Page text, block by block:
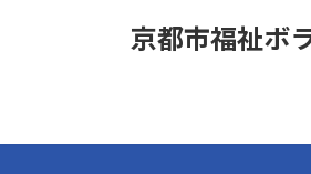
へ
ョ
京都市福祉ボ